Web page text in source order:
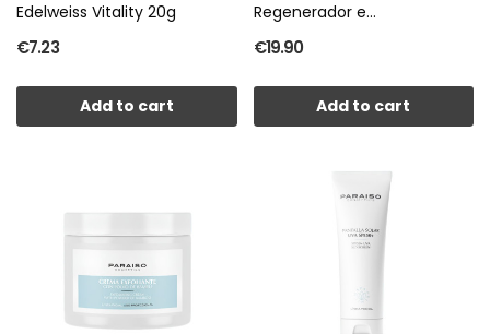
Edelweiss Vitality 20g
€7.23
Add to cart
Regenerador e
Antioxidante...
€19.90
Add to cart